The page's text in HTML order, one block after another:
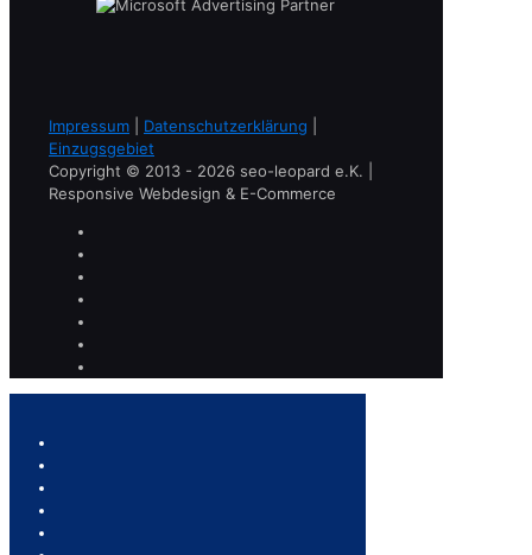
Impressum Datenschutzerklärung
Einzugsgebiet
Copyright © 2013 - 2026 seo-leopard e.K. |
Responsive Webdesign & E-Commerce